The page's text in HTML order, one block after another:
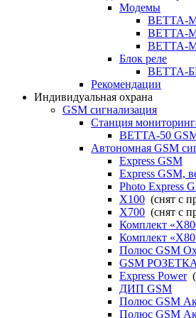
Модемы
ВЕТТА-
ВЕТТА-
ВЕТТА-
Блок реле
ВЕТТА-
Рекомендации
Индивидуальная охрана
GSM сигнализация
Станция
ВЕТТА-50
Автономная GSM
Express GSM
Express GSM,
Photo Express
X100 (снят с
X700 (снят с
Комплект
Комплект
Полюс GSM
GSM
Express Power
ДИП GSM
Полюс GSM
Полюс GSM